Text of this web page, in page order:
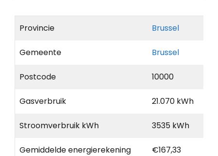
Provincie Brussel
Gemeente Brussel
Postcode 10000
Gasverbruik 21.070 kWh
Stroomverbruik kWh 3535 kWh
Gemiddelde energierekening €167,33